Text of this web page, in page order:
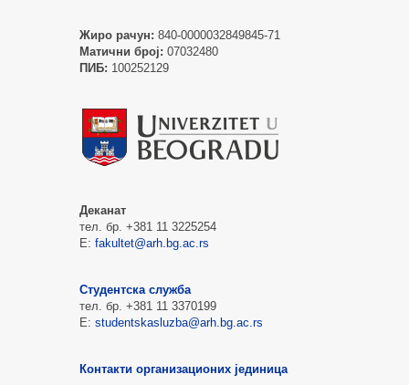
Жиро рачун: 840-0000032849845-71
Матични број: 07032480
ПИБ: 100252129
Деканат
тел. бр. +381 11 3225254
Е: fakultet@arh.bg.ac.rs
Студентска служба
тел. бр. +381 11 3370199
Е: studentskasluzba@arh.bg.ac.rs
Контакти организационих јединица